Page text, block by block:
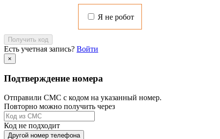
Я не робот
Получить код
Есть учетная запись? Войти
×
Подтверждение номера
Отправили СМС с кодом на указанный номер.
Повторно можно получить через
Код не подходит
Другой номер телефона